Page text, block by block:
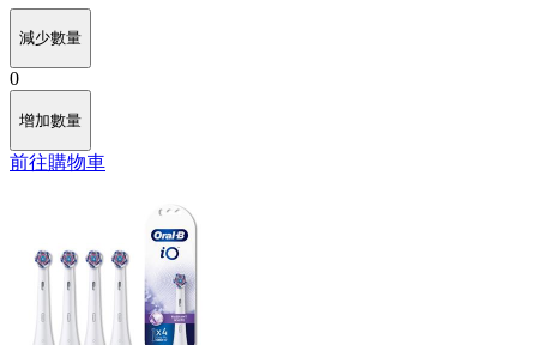
減少數量
0
增加數量
前往購物車